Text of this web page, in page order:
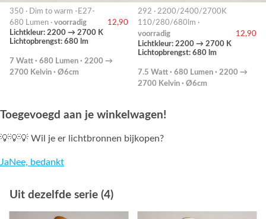
350 · Dim to warm -E27-
680 Lumen · voorradig
12,90
Lichtkleur: 2200 → 2700 K
Lichtopbrengst: 680 lm
7 Watt · 680 Lumen · 2200 →
2700 Kelvin · Ø6cm
292 · 2200/2400/2700K
110/280/680lm ·
voorradig
12,90
Lichtkleur: 2200 → 2700 K
Lichtopbrengst: 680 lm
7.5 Watt · 680 Lumen · 2200 →
2700 Kelvin · Ø6cm
Toegevoegd aan je winkelwagen!
💡💡💡 Wil je er lichtbronnen bijkopen?
JaNee, bedankt
Uit dezelfde serie (4)